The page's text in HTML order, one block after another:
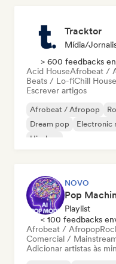
Tracktor
Mídia/
> 600 feedbacks
Acid HouseAfrobeat /
Beats / Lo-fiChill House
Escrever artigos
Afrobeat / Afropop
Dream pop
Electronic
Hip-hop
NOVO
Playlist
< 100 feedbacks
Afrobeat / Afropop
Comercial /
Adicionar artistas às